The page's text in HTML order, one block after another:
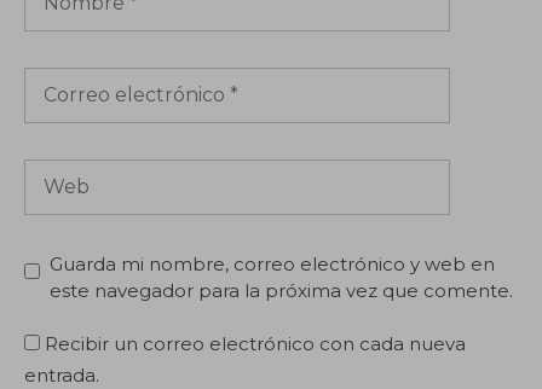
electrónico
Guarda mi nombre, correo electrónico y web en
este navegador para la próxima vez que comente.
Recibir un correo electrónico con cada nueva
entrada.